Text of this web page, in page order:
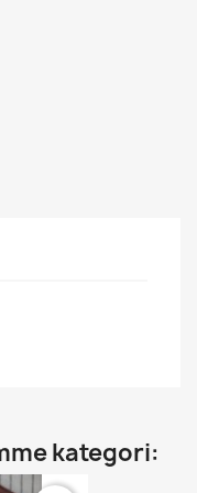
kategori: